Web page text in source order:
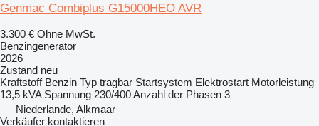
Genmac Combiplus G15000HEO AVR
3.300 € Ohne MwSt.
Benzingenerator
2026
Zustand neu
Kraftstoff Benzin Typ tragbar Startsystem Elektrostart Motorleistung
13,5 kVA Spannung 230/400Anzahl der Phasen 3
Niederlande, Alkmaar
Verkäufer kontaktieren